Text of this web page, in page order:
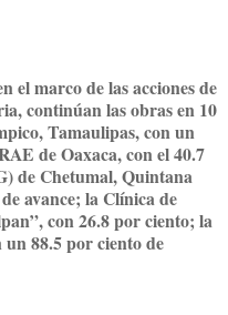
el marco de las acciones de
continúan las obras en 10
Tamaulipas, con un
de Oaxaca, con el 40.7
de Chetumal, Quintana
avance; la Clínica de
con 26.8 por ciento; la
88.5 por ciento de